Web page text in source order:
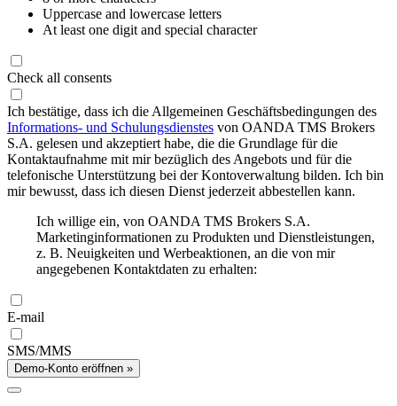
Uppercase and lowercase letters
At least one digit and special character
Check all consents
Ich bestätige, dass ich die Allgemeinen Geschäftsbedingungen des
Informations- und Schulungsdienstes von OANDA TMS Brokers
S.A. gelesen und akzeptiert habe, die die Grundlage für die
Kontaktaufnahme mit mir bezüglich des Angebots und für die
telefonische Unterstützung bei der Kontoverwaltung bilden. Ich bin
mir bewusst, dass ich diesen Dienst jederzeit abbestellen kann.
Ich willige ein, von OANDA TMS Brokers S.A.
Marketinginformationen zu Produkten und Dienstleistungen,
z. B. Neuigkeiten und Werbeaktionen, an die von mir
angegebenen Kontaktdaten zu erhalten:
E-mail
SMS/MMS
Demo-Konto eröffnen »